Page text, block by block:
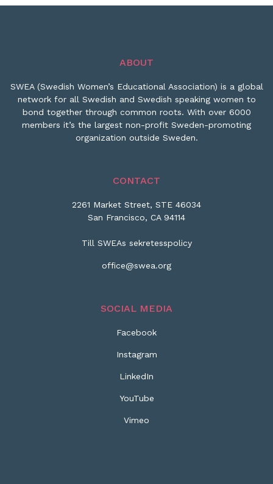
ABOUT
SWEA (Swedish Women’s Educational Association) is a global
network for all Swedish and Swedish speaking women to
bond together through common roots. With over 6000
members it’s the largest non-profit Sweden-promoting
organization outside Sweden.
CONTACT
2261 Market Street, STE 46034
San Francisco, CA 94114
Till SWEAs sekretesspolicy
office@swea.org
SOCIAL MEDIA
Facebook
Instagram
LinkedIn
YouTube
Vimeo